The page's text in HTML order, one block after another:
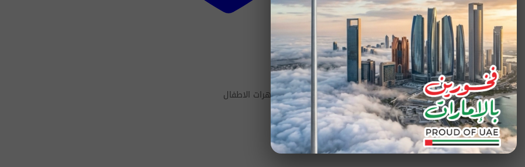
اضافة الى المفضلة
وحدة التخزين201175الفئةمجوهرات الاطفال